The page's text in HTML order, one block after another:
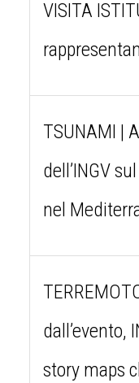
VISITA
TSUNAMI |
dell’INGV
nel
dall’evento,
story maps